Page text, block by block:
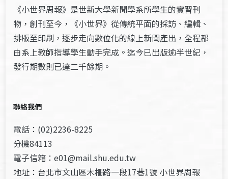
《小世界周報》是世新大學新聞學系所學生的實習刊
物，創刊至今，《小世界》從傳統平面的採訪、編輯、
排版至印刷，逐步走向數位化的線上新聞產出，全程都
由系上教師指導學生動手完成。迄今已出版逾半世紀，
發行期數則已達二千餘期。
聯絡我們
電話：(02)2236-8225
分機84113
電子信箱：e01@mail.shu.edu.tw
地址：台北市文山區木柵路一段17巷1號 小世界周報